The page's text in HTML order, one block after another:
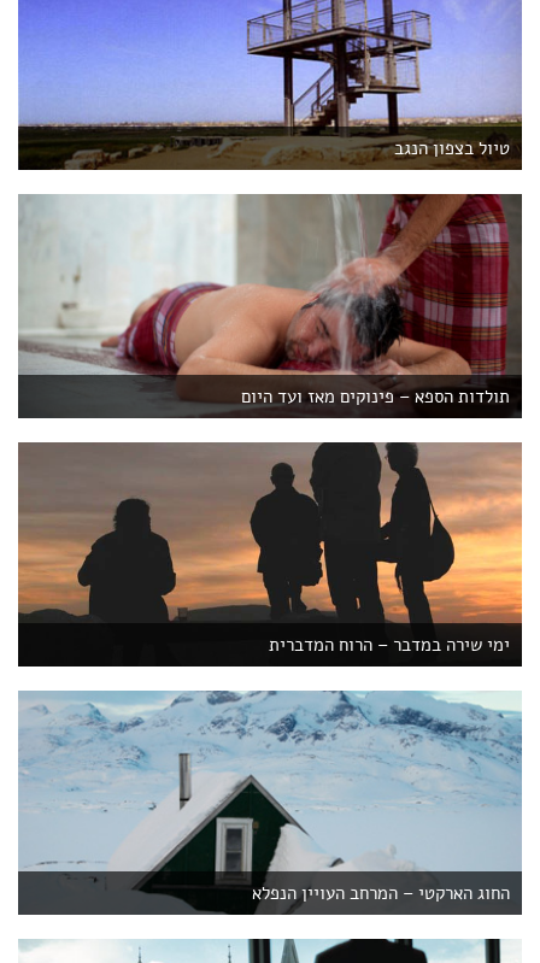
טיול בצפון הנגב
תולדות הספא – פינוקים מאז ועד היום
ימי שירה במדבר – הרוח המדברית
החוג הארקטי – המרחב העויין הנפלא